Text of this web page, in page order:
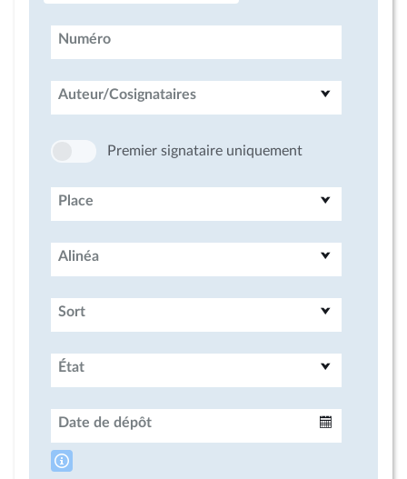
Numéro
Auteur/Cosignataires
Premier signataire uniquement
Place
Alinéa
Sort
État
Date de dépôt